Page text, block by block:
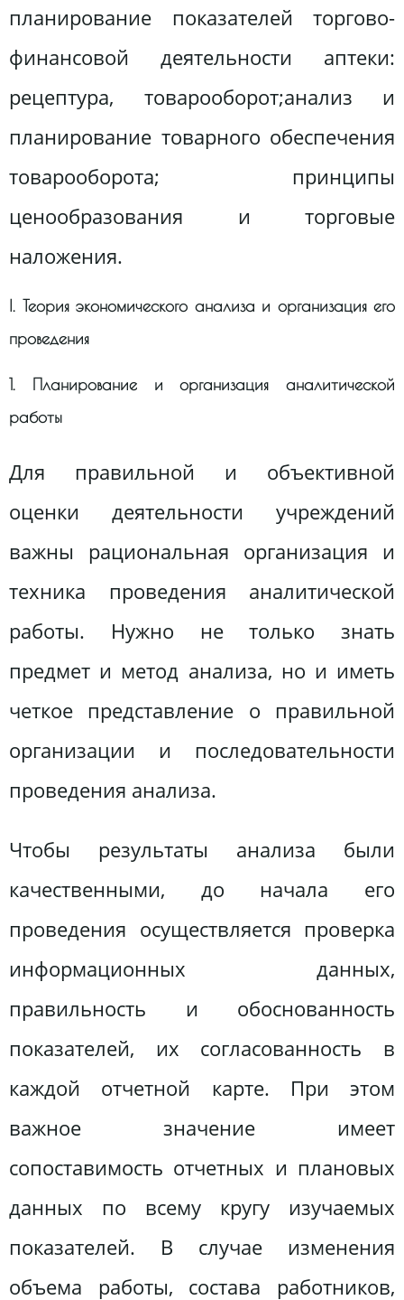
планирование показателей торгово-
финансовой деятельности аптеки:
рецептура, товарооборот;анализ и
планирование товарного обеспечения
товарооборота; принципы
ценообразования и торговые
наложения.
І. Теория экономического анализа и организация его
проведения
1. Планирование и организация аналитической
работы
Для правильной и объективной
оценки деятельности учреждений
важны рациональная организация и
техника проведения аналитической
работы. Нужно не только знать
предмет и метод анализа, но и иметь
четкое представление о правильной
организации и последовательности
проведения анализа.
Чтобы результаты анализа были
качественными, до начала его
проведения осуществляется проверка
информационных данных,
правильность и обоснованность
показателей, их согласованность в
каждой отчетной карте. При этом
важное значение имеет
сопоставимость отчетных и плановых
данных по всему кругу изучаемых
показателей. В случае изменения
объема работы, состава работников,